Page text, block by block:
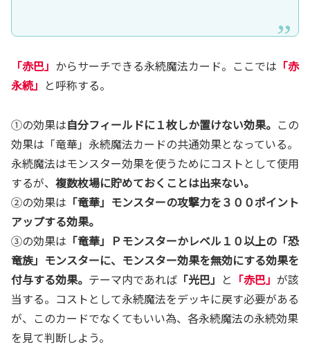
「赤巴」 からサーチできる永続魔法カード。ここでは 「赤
永続」 と呼称する。
①の効果は自分フィールドに１枚しか置けない効果。 この
効果は「竜華」永続魔法カードの共通効果となっている。
永続魔法はモンスター効果を使うためにコストとして使用
するが、 複数枚場に貯めておくことは出来ない。
②の効果は 「竜華」モンスターの攻撃力を３００ポイント
アップする効果。
③の効果は 「竜華」Ｐモンスターかレベル１０以上の「恐
竜族」モンスターに、モンスター効果を無効にする効果を
付与する効果。 テーマ内であれば 「光巴」 と 「赤巴」 が該
当する。コストとして永続魔法をデッキに戻す必要がある
が、このカードでなくてもいい為、各永続魔法の永続効果
を見て判断しよう。